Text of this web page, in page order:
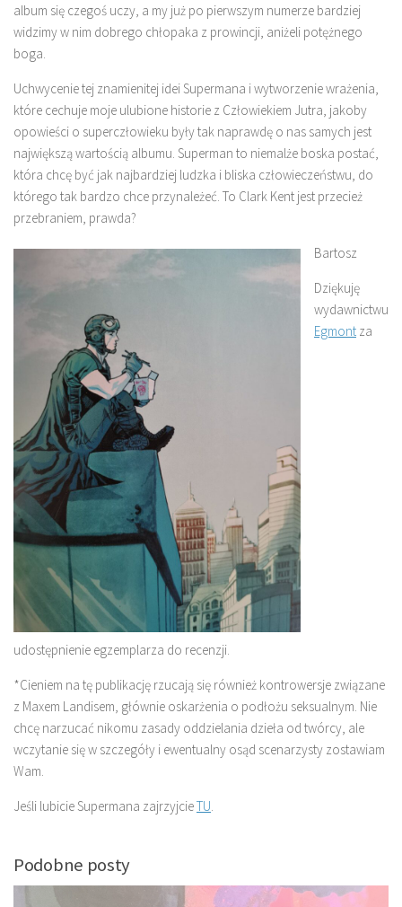
album się czegoś uczy, a my już po pierwszym numerze bardziej
widzimy w nim dobrego chłopaka z prowincji, aniżeli potężnego
boga.
Uchwycenie tej znamienitej idei Supermana i wytworzenie wrażenia,
które cechuje moje ulubione historie z Człowiekiem Jutra, jakoby
opowieści o superczłowieku były tak naprawdę o nas samych jest
największą wartością albumu. Superman to niemalże boska postać,
która chcę być jak najbardziej ludzka i bliska człowieczeństwu, do
którego tak bardzo chce przynależeć. To Clark Kent jest przecież
przebraniem, prawda?
Bartosz
Dziękuję
wydawnictwu
Egmont za
udostępnienie egzemplarza do recenzji.
*Cieniem na tę publikację rzucają się również kontrowersje związane
z Maxem Landisem, głównie oskarżenia o podłożu seksualnym. Nie
chcę narzucać nikomu zasady oddzielania dzieła od twórcy, ale
wczytanie się w szczegóły i ewentualny osąd scenarzysty zostawiam
Wam.
Jeśli lubicie Supermana zajrzyjcieTU.
Podobne posty